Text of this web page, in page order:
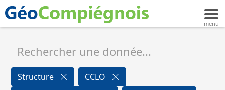
Structure
CCLO